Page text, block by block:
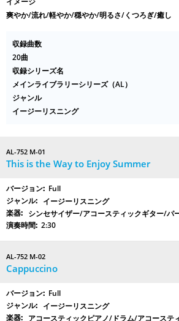
爽やか/流れ/軽やか/穏やか/明るさ/くつろぎ/癒し
収録曲数
20曲
収録シリーズ名
メインライブラリーシリーズ（AL）
ジャンル
イージーリスニング
AL-752 M-01
This is the Way to Enjoy Summer
Full
イージーリスニング
シンセサイザー/アコースティックギター/パ
2:30
AL-752 M-02
Cappuccino
Full
イージーリスニング
アコースティックピアノ/ドラム/アコーステ